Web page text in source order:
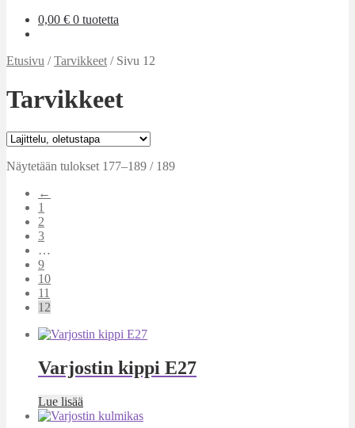
0,00 € 0 tuotetta
Etusivu /Tarvikkeet / Sivu 12
Tarvikkeet
Näytetään tulokset 177–189 / 189
←
1
2
3
…
9
10
11
12
Varjostin kippi E27
Lue lisää